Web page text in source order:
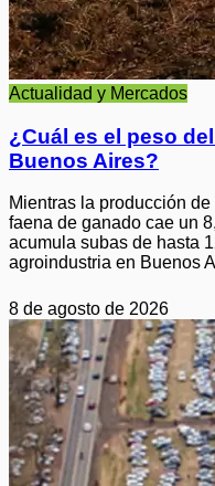
Actualidad y Mercados
¿Cuál es el peso
Buenos Aires?
Mientras la producción
faena de ganado cae un
acumula subas de hasta
agroindustria en Buenos
8 de agosto de 2026